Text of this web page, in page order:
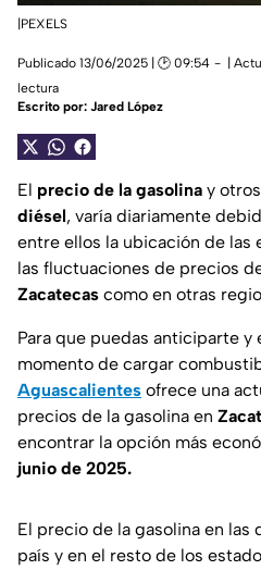
|PEXELS
Publicado 13/06/2025 | 🕑 09:54 |
lectura
Escrito por: Jared López
El precio de la gasolina y
diésel, varía diariamente
entre ellos la ubicación de las
las fluctuaciones de precios
Zacatecas como en otras
Para que puedas anticiparte y
momento de cargar
Aguascalientes ofrece una
precios de la gasolina en
encontrar la opción más
junio de 2025.
El precio de la gasolina en
país y en el resto de los